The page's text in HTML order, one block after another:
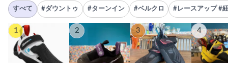
すべて #ダウントゥ #ターンイン #ベルクロ #レースアップ #
1 2 3 4